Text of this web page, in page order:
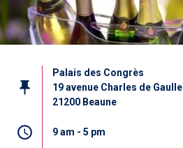
Palais des Congrès
19 avenue Charles de Gaulle
21200 Beaune
9 am - 5 pm